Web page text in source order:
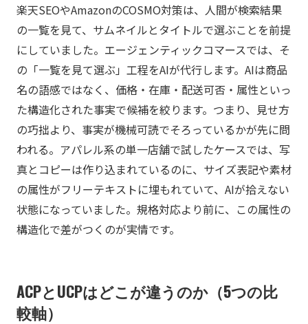
楽天SEOやAmazonのCOSMO対策は、人間が検索結果
の一覧を見て、サムネイルとタイトルで選ぶことを前提
にしていました。エージェンティックコマースでは、そ
の「一覧を見て選ぶ」工程をAIが代行します。AIは商品
名の語感ではなく、価格・在庫・配送可否・属性といっ
た構造化された事実で候補を絞ります。つまり、見せ方
の巧拙より、事実が機械可読でそろっているかが先に問
われる。アパレル系の単一店舗で試したケースでは、写
真とコピーは作り込まれているのに、サイズ表記や素材
の属性がフリーテキストに埋もれていて、AIが拾えない
状態になっていました。規格対応より前に、この属性の
構造化で差がつくのが実情です。
ACPとUCPはどこが違うのか（5つの比
較軸）